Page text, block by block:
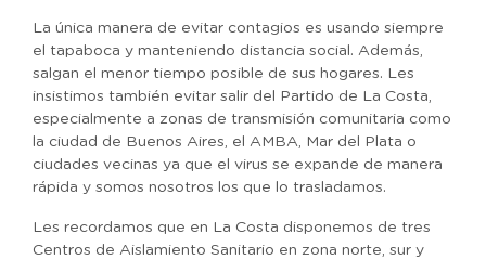
La única manera de evitar contagios es usando siempre
el tapaboca y manteniendo distancia social. Además,
salgan el menor tiempo posible de sus hogares. Les
insistimos también evitar salir del Partido de La Costa,
especialmente a zonas de transmisión comunitaria como
la ciudad de Buenos Aires, el AMBA, Mar del Plata o
ciudades vecinas ya que el virus se expande de manera
rápida y somos nosotros los que lo trasladamos.
Les recordamos que en La Costa disponemos de tres
Centros de Aislamiento Sanitario en zona norte, sur y